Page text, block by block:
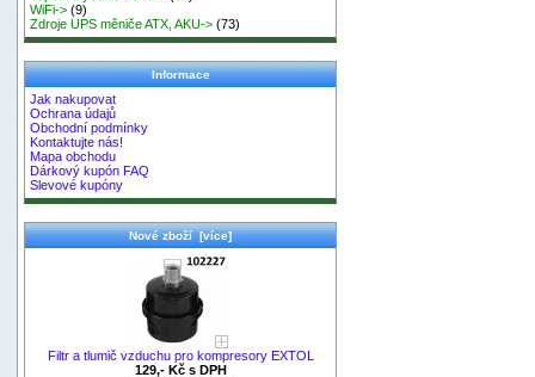
WiFi-> (9)
Zdroje UPS měniče ATX, AKU-> (73)
Informace
Jak nakupovat
Ochrana údajů
Obchodní podmínky
Kontaktujte nás!
Mapa obchodu
Dárkový kupón FAQ
Slevové kupóny
Nové zboží [více]
Filtr a tlumič vzduchu pro kompresory EXTOL
129,- Kč s DPH